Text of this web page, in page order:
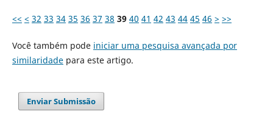
<< < 32 33 34 35 36 37 38 39 40 41 42 43 44 45 46 > >>
Você também pode iniciar uma pesquisa avançada por
similaridadepara este artigo.
Enviar Submissão